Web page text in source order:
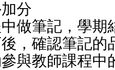
分
做筆記，學期
，確認筆記的
與教師課程中